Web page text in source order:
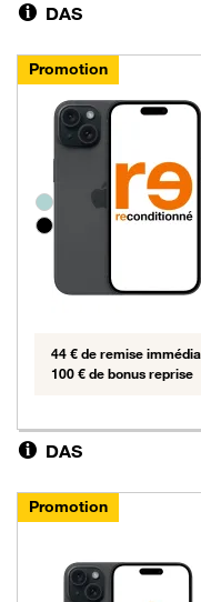
DAS
Promotion
Groupe de couleurs
44 € de remise
100 € de bonus reprise
DAS
Promotion